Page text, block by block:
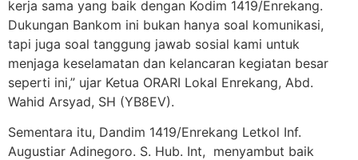
kerja sama yang baik dengan Kodim 1419/Enrekang.
Dukungan Bankom ini bukan hanya soal komunikasi,
tapi juga soal tanggung jawab sosial kami untuk
menjaga keselamatan dan kelancaran kegiatan besar
seperti ini,” ujar Ketua ORARI Lokal Enrekang, Abd.
Wahid Arsyad, SH (YB8EV).
Sementara itu, Dandim 1419/Enrekang Letkol Inf.
Augustiar Adinegoro. S. Hub. Int, menyambut baik